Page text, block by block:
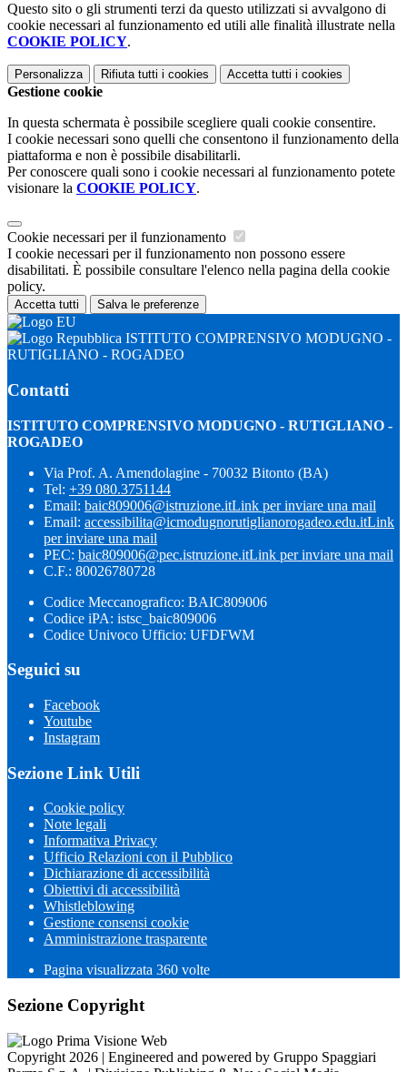
Questo sito o gli strumenti terzi da questo utilizzati si avvalgono di
cookie necessari al funzionamento ed utili alle finalità illustrate nella
COOKIE POLICY.
Personalizza Rifiuta tutti i cookies Accetta tutti i cookies
Gestione cookie
In questa schermata è possibile scegliere quali cookie consentire.
I cookie necessari sono quelli che consentono il funzionamento della
piattaforma e non è possibile disabilitarli.
Per conoscere quali sono i cookie necessari al funzionamento potete
visionare la COOKIE POLICY.
Cookie necessari per il funzionamento
I cookie necessari per il funzionamento non possono essere
disabilitati. È possibile consultare l'elenco nella pagina della cookie
policy.
Accetta tutti Salva le preferenze
ISTITUTO COMPRENSIVO MODUGNO -
RUTIGLIANO - ROGADEO
Contatti
ISTITUTO COMPRENSIVO MODUGNO - RUTIGLIANO -
ROGADEO
Via Prof. A. Amendolagine - 70032 Bitonto (BA)
Tel: +39 080.3751144
Email: baic809006@istruzione.itLink per inviare una mail
Email: accessibilita@icmodugnorutiglianorogadeo.edu.itLink
per inviare una mail
PEC: baic809006@pec.istruzione.itLink per inviare una mail
C.F.: 80026780728
Codice Meccanografico: BAIC809006
Codice iPA: istsc_baic809006
Codice Univoco Ufficio: UFDFWM
Seguici su
Facebook
Youtube
Instagram
Sezione Link Utili
Cookie policy
Note legali
Informativa Privacy
Ufficio Relazioni con il Pubblico
Dichiarazione di accessibilità
Obiettivi di accessibilità
Whistleblowing
Gestione consensi cookie
Amministrazione trasparente
Pagina visualizzata 360 volte
Sezione Copyright
Copyright 2026 | Engineered and powered by Gruppo Spaggiari